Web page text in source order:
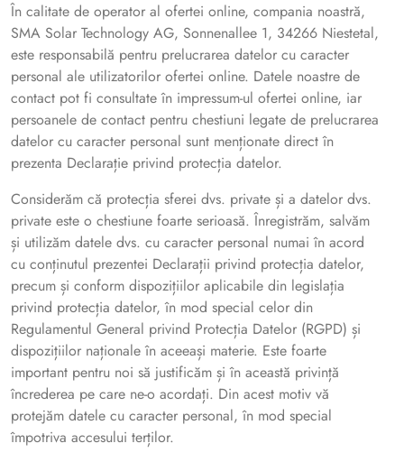
În calitate de operator al ofertei online, compania noastră,
SMA Solar Technology AG, Sonnenallee 1, 34266 Niestetal,
este responsabilă pentru prelucrarea datelor cu caracter
personal ale utilizatorilor ofertei online. Datele noastre de
contact pot fi consultate în impressum-ul ofertei online, iar
persoanele de contact pentru chestiuni legate de prelucrarea
datelor cu caracter personal sunt menționate direct în
prezenta Declarație privind protecția datelor.
Considerăm că protecția sferei dvs. private și a datelor dvs.
private este o chestiune foarte serioasă. Înregistrăm, salvăm
și utilizăm datele dvs. cu caracter personal numai în acord
cu conținutul prezentei Declarații privind protecția datelor,
precum și conform dispozițiilor aplicabile din legislația
privind protecția datelor, în mod special celor din
Regulamentul General privind Protecția Datelor (RGPD) și
dispozițiilor naționale în aceeași materie. Este foarte
important pentru noi să justificăm și în această privință
încrederea pe care ne-o acordați. Din acest motiv vă
protejăm datele cu caracter personal, în mod special
împotriva accesului terților.